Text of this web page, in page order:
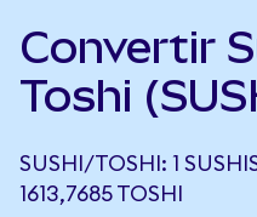
Convertir
Toshi
SUSHI/TOSHI: 1
1613,7685 TOSHI